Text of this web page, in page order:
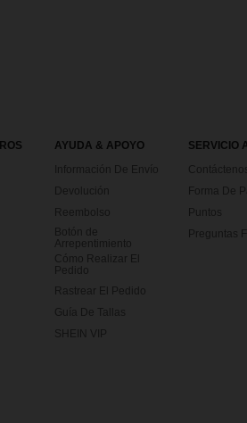
AYUDA & APOYO
Información De Envío
Devolución
Reembolso
Botón de
Arrepentimiento
Cómo Realizar El
Pedido
Rastrear El Pedido
Guía De Tallas
SHEIN VIP
SERVICIO
Contáctenos
Forma De
Puntos
Preguntas